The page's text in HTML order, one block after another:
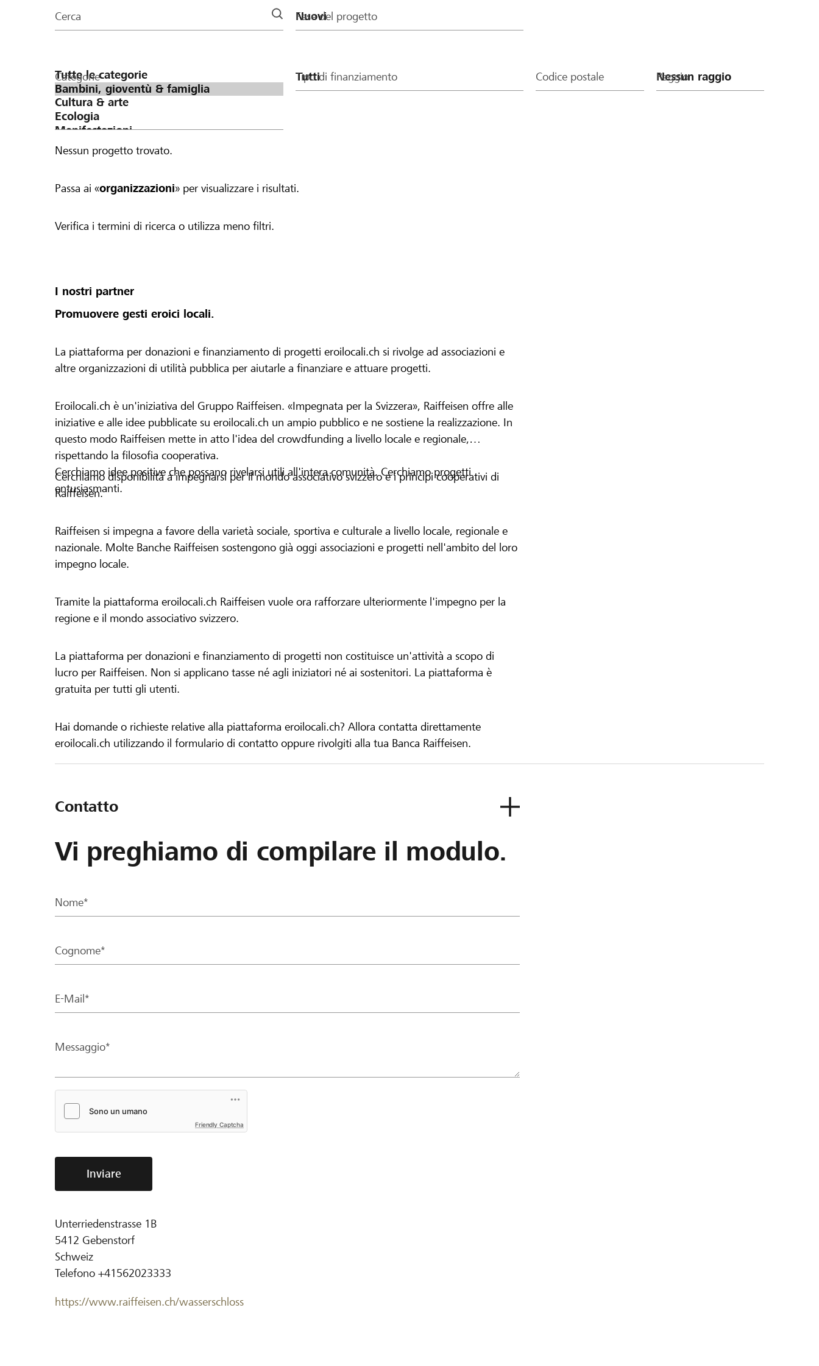
della
Cerca Fase del progetto
Categorie Tipo di finanziamento Codice postale Raggio
Nessun progetto trovato.
Passa ai «organizzazioni» per visualizzare i risultati.
Verifica i termini di ricerca o utilizza meno filtri.
I nostri partner
Promuovere gesti eroici locali.
La piattaforma per donazioni e finanziamento di progetti eroilocali.ch si rivolge ad associazioni e
altre organizzazioni di utilità pubblica per aiutarle a finanziare e attuare progetti.
Eroilocali.ch è un'iniziativa del Gruppo Raiffeisen. «Impegnata per la Svizzera», Raiffeisen offre alle
iniziative e alle idee pubblicate su eroilocali.ch un ampio pubblico e ne sostiene la realizzazione. In
questo modo Raiffeisen mette in atto l'idea del crowdfunding a livello locale e regionale,
rispettando la filosofia cooperativa.
Cerchiamo idee positive che possano rivelarsi utili all'intera comunità. Cerchiamo progetti
entusiasmanti.
Cerchiamo disponibilità a impegnarsi per il mondo associativo svizzero e i principi cooperativi di
Raiffeisen.
Raiffeisen si impegna a favore della varietà sociale, sportiva e culturale a livello locale, regionale e
nazionale. Molte Banche Raiffeisen sostengono già oggi associazioni e progetti nell'ambito del loro
impegno locale.
Tramite la piattaforma eroilocali.ch Raiffeisen vuole ora rafforzare ulteriormente l'impegno per la
regione e il mondo associativo svizzero.
La piattaforma per donazioni e finanziamento di progetti non costituisce un'attività a scopo di
lucro per Raiffeisen. Non si applicano tasse né agli iniziatori né ai sostenitori. La piattaforma è
gratuita per tutti gli utenti.
Hai domande o richieste relative alla piattaforma eroilocali.ch? Allora contatta direttamente
eroilocali.ch utilizzando il formulario di contatto oppure rivolgiti alla tua Banca Raiffeisen.
Contatto
Vi preghiamo di compilare il modulo.
Nome*
Cognome*
E-Mail*
Messaggio*
Friendly Captcha
Inviare
Unterriedenstrasse 1B
5412 Gebenstorf
Schweiz
Telefono +41562023333
https://www.raiffeisen.ch/wasserschloss